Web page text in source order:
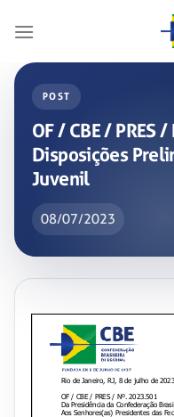
POST
OF / CBE / PRES
Disposições
Juvenil
08/07/2023